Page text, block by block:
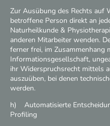
Zur Ausübung des Rechts auf
betroffene Person direkt an
Naturheilkunde &
anderen Mitarbeiter wenden.
ferner frei, im Zusammenhang
Informationsgesellschaft,
ihr Widerspruchsrecht mittels
auszuüben, bei denen
werden.
h) Automatisierte
Profiling